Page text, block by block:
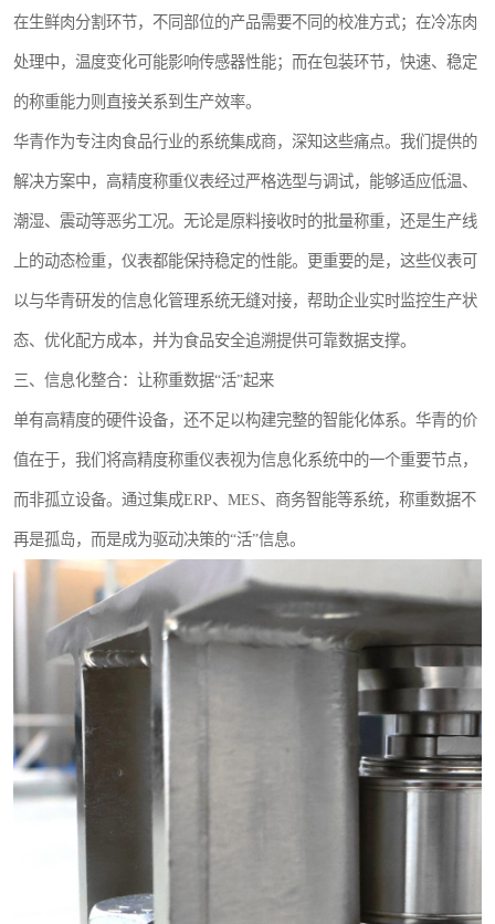
在生鲜肉分割环节，不同部位的产品需要不同的校准方式；在冷冻肉
处理中，温度变化可能影响传感器性能；而在包装环节，快速、稳定
的称重能力则直接关系到生产效率。
华青作为专注肉食品行业的系统集成商，深知这些痛点。我们提供的
解决方案中，高精度称重仪表经过严格选型与调试，能够适应低温、
潮湿、震动等恶劣工况。无论是原料接收时的批量称重，还是生产线
上的动态检重，仪表都能保持稳定的性能。更重要的是，这些仪表可
以与华青研发的信息化管理系统无缝对接，帮助企业实时监控生产状
态、优化配方成本，并为食品安全追溯提供可靠数据支撑。
三、信息化整合：让称重数据“活”起来
单有高精度的硬件设备，还不足以构建完整的智能化体系。华青的价
值在于，我们将高精度称重仪表视为信息化系统中的一个重要节点，
而非孤立设备。通过集成ERP、MES、商务智能等系统，称重数据不
再是孤岛，而是成为驱动决策的“活”信息。